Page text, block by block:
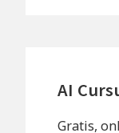
AI
Gratis,